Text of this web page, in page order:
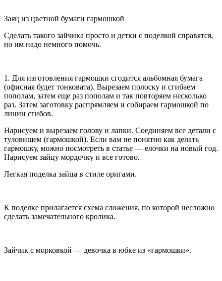
Заяц из цветной бумаги гармошкой
Сделать такого зайчика просто и детки с поделкой справятся,
но им надо немного помочь.
1. Для изготовления гармошки сгодится альбомная бумага
(офисная будет тонковата). Вырезаем полоску и сгибаем
пополам, затем еще раз пополам и так повторяем несколько
раз. Затем заготовку распрямляем и собираем гармошкой по
линии сгибов.
Нарисуем и вырезаем голову и лапки. Соединяем все детали с
туловищем (гармошкой). Если вам не понятно как делать
гармошку, можно посмотреть в статье — елочки на новый год.
Нарисуем зайцу мордочку и все готово.
Легкая поделка зайца в стиле оригами.
К поделке прилагается схема сложения, по которой несложно
сделать замечательного кролика.
Зайчик с морковкой — девочка в юбке из «гармошки».